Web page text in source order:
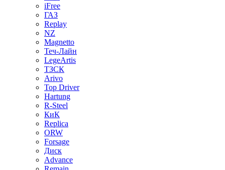
iFree
ГАЗ
Replay
NZ
Magnetto
Теч-Лайн
LegeArtis
ТЗСК
Arivo
Top Driver
Hartung
R-Steel
КиК
Replica
ORW
Forsage
Диск
Advance